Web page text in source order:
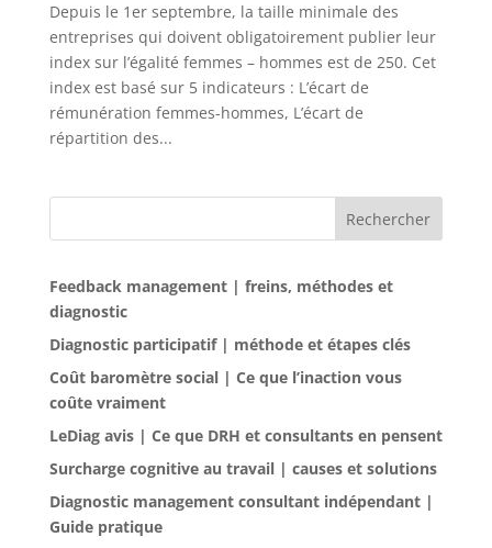
Depuis le 1er septembre, la taille minimale des
entreprises qui doivent obligatoirement publier leur
index sur l’égalité femmes – hommes est de 250. Cet
index est basé sur 5 indicateurs : L’écart de
rémunération femmes-hommes, L’écart de
répartition des...
Rechercher
Feedback management | freins, méthodes et
diagnostic
Diagnostic participatif | méthode et étapes clés
Coût baromètre social | Ce que l’inaction vous
coûte vraiment
LeDiag avis | Ce que DRH et consultants en pensent
Surcharge cognitive au travail | causes et solutions
Diagnostic management consultant indépendant |
Guide pratique